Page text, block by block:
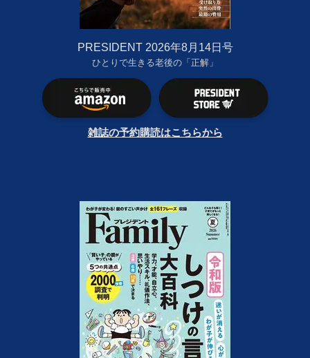
PRESIDENT 2026年8月14日号
ひとりで生きる老後の「正解」
雑誌の予約購読はこちらから